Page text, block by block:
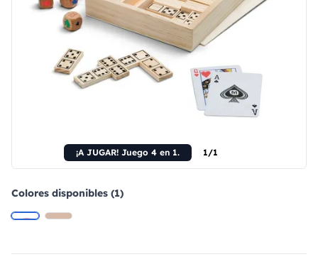
¡A JUGAR! Juego 4 en 1. 1/1
Colores disponibles (1)